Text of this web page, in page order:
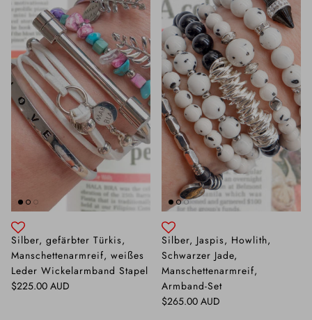
Silber, gefärbter Türkis,
Manschettenarmreif, weißes
Leder Wickelarmband Stapel
Normaler Preis
$225.00 AUD
Silber, Jaspis, Howlith,
Schwarzer Jade,
Manschettenarmreif,
Armband-Set
Normaler Preis
$265.00 AUD